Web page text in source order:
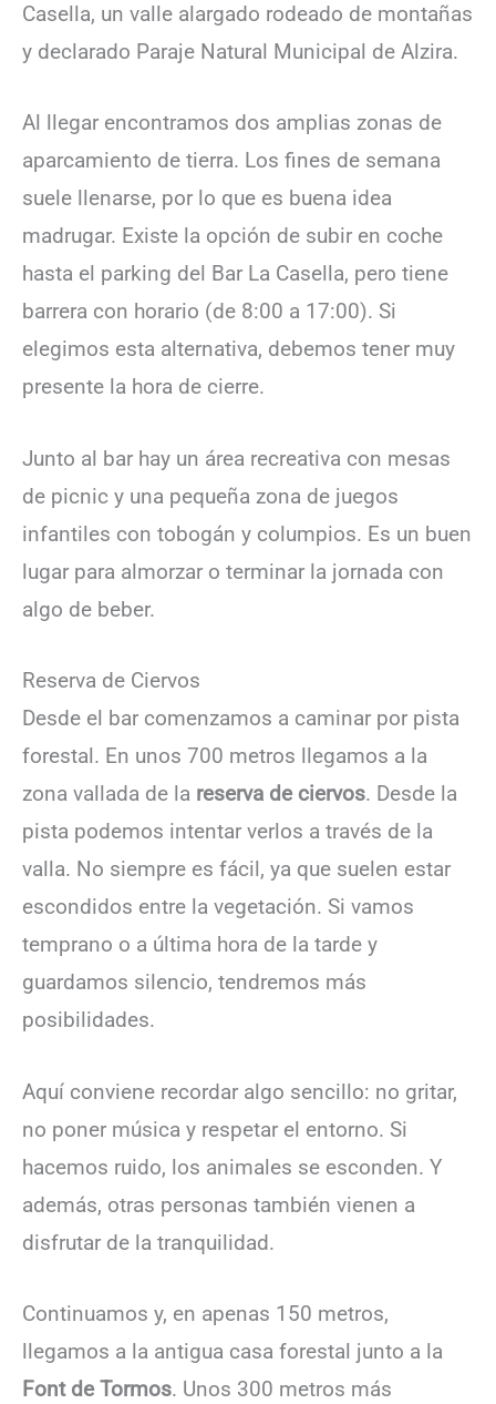
Casella, un valle alargado rodeado de montañas
y declarado Paraje Natural Municipal de Alzira.
Al llegar encontramos dos amplias zonas de
aparcamiento de tierra. Los fines de semana
suele llenarse, por lo que es buena idea
madrugar. Existe la opción de subir en coche
hasta el parking del Bar La Casella, pero tiene
barrera con horario (de 8:00 a 17:00). Si
elegimos esta alternativa, debemos tener muy
presente la hora de cierre.
Junto al bar hay un área recreativa con mesas
de picnic y una pequeña zona de juegos
infantiles con tobogán y columpios. Es un buen
lugar para almorzar o terminar la jornada con
algo de beber.
Reserva de Ciervos
Desde el bar comenzamos a caminar por pista
forestal. En unos 700 metros llegamos a la
zona vallada de la reserva de ciervos. Desde la
pista podemos intentar verlos a través de la
valla. No siempre es fácil, ya que suelen estar
escondidos entre la vegetación. Si vamos
temprano o a última hora de la tarde y
guardamos silencio, tendremos más
posibilidades.
Aquí conviene recordar algo sencillo: no gritar,
no poner música y respetar el entorno. Si
hacemos ruido, los animales se esconden. Y
además, otras personas también vienen a
disfrutar de la tranquilidad.
Continuamos y, en apenas 150 metros,
llegamos a la antigua casa forestal junto a la
Font de Tormos. Unos 300 metros más